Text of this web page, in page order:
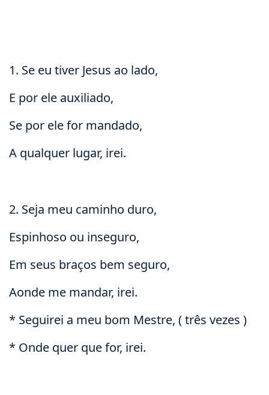
1. Se eu tiver Jesus ao lado,
E por ele auxiliado,
Se por ele for mandado,
A qualquer lugar, irei.
2. Seja meu caminho duro,
Espinhoso ou inseguro,
Em seus braços bem seguro,
Aonde me mandar, irei.
* Seguirei a meu bom Mestre, ( três vezes )
* Onde quer que for, irei.